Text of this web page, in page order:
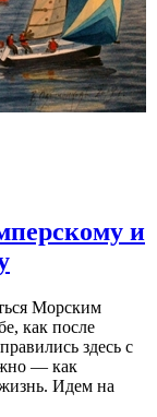
и
Морским
как после
здесь с
— как
Идем на